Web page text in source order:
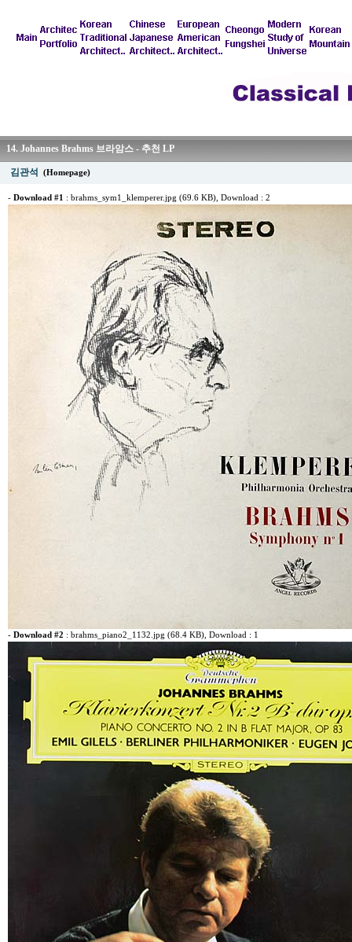
14. Johannes Brahms 브라암스 - 추천 LP
김관석 (Homepage)
- Download #1 : brahms_sym1_klemperer.jpg (69.6 KB) , Download : 2
- Download #2 : brahms_piano2_1132.jpg (68.4 KB) , Download : 1